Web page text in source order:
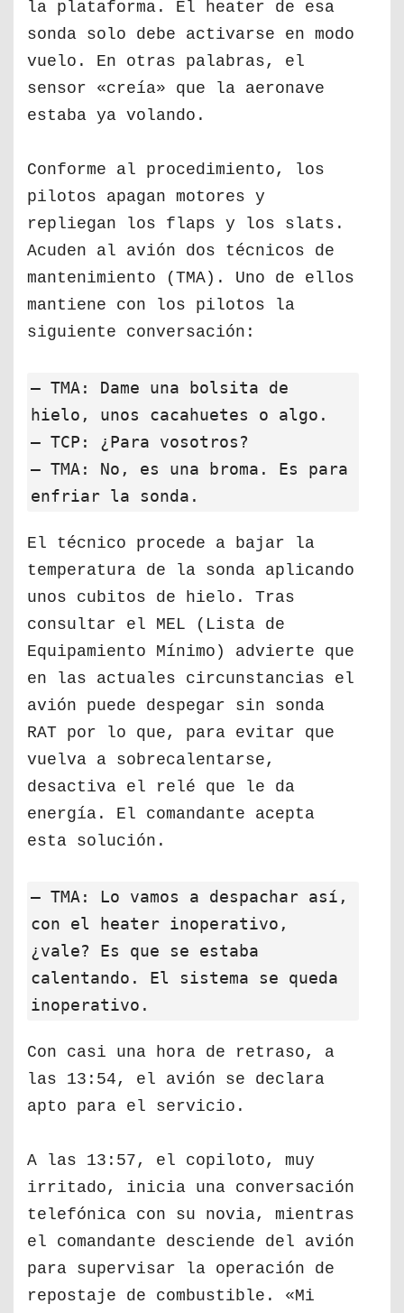
la plataforma. El heater de esa
sonda solo debe activarse en modo
vuelo. En otras palabras, el
sensor «creía» que la aeronave
estaba ya volando.
Conforme al procedimiento, los
pilotos apagan motores y
repliegan los flaps y los slats.
Acuden al avión dos técnicos de
mantenimiento (TMA). Uno de ellos
mantiene con los pilotos la
siguiente conversación:
— TMA: Dame una bolsita de
hielo, unos cacahuetes o algo.
— TCP: ¿Para vosotros?
— TMA: No, es una broma. Es para
enfriar la sonda.
El técnico procede a bajar la
temperatura de la sonda aplicando
unos cubitos de hielo. Tras
consultar el MEL (Lista de
Equipamiento Mínimo) advierte que
en las actuales circunstancias el
avión puede despegar sin sonda
RAT por lo que, para evitar que
vuelva a sobrecalentarse,
desactiva el relé que le da
energía. El comandante acepta
esta solución.
— TMA: Lo vamos a despachar así,
con el heater inoperativo,
¿vale? Es que se estaba
calentando. El sistema se queda
inoperativo.
Con casi una hora de retraso, a
las 13:54, el avión se declara
apto para el servicio.
A las 13:57, el copiloto, muy
irritado, inicia una conversación
telefónica con su novia, mientras
el comandante desciende del avión
para supervisar la operación de
repostaje de combustible. «Mi